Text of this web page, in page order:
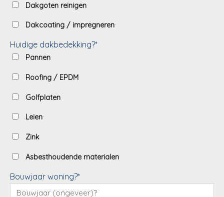
Dakgoten reinigen
Dakcoating / impregneren
Huidige dakbedekking?*
Pannen
Roofing / EPDM
Golfplaten
Leien
Zink
Asbesthoudende materialen
Bouwjaar woning?*